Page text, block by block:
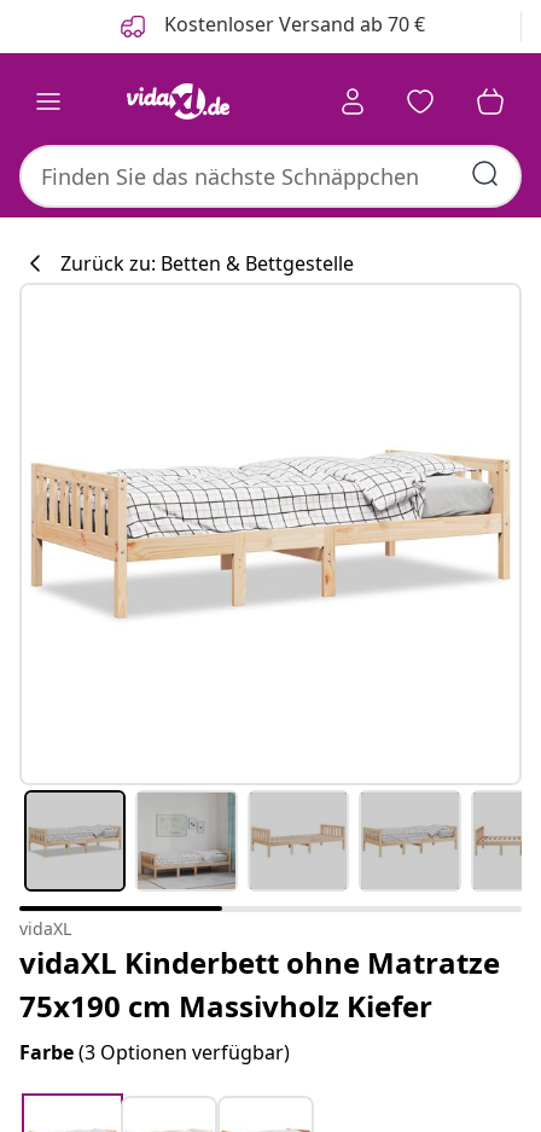
Kostenloser Versand ab 70 €
Zurück zu: Betten & Bettgestelle
vidaXL
vidaXL Kinderbett ohne Matratze
75x190 cm Massivholz Kiefer
Farbe(3 Optionen verfügbar)